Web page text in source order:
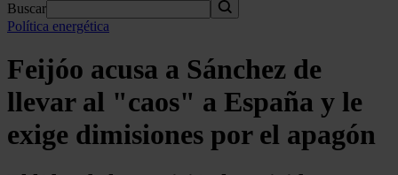
Buscar
Política energética
Feijóo acusa a Sánchez de
llevar al "caos" a España y le
exige dimisiones por el apagón